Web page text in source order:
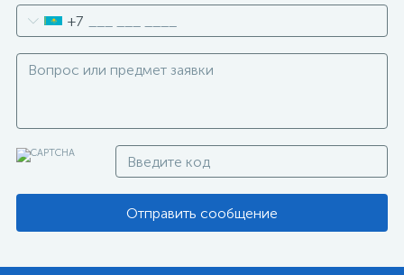
+7
Отправить сообщение